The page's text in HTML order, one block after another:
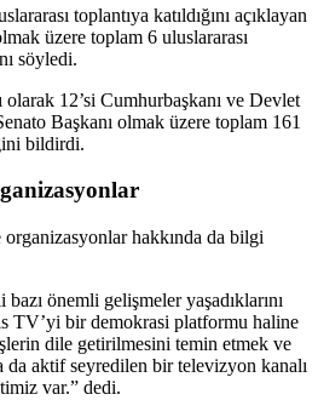
toplantıya katıldığını açıklayan
üzere toplam 6 uluslararası
söyledi.
12’si Cumhurbaşkanı ve Devlet
Başkanı olmak üzere toplam 161
bildirdi.
hakkında da bilgi
önemli gelişmeler yaşadıklarını
TV’yi bir demokrasi platformu haline
dile getirilmesini temin etmek ve
da aktif seyredilen bir televizyon kanalı
var.” dedi.